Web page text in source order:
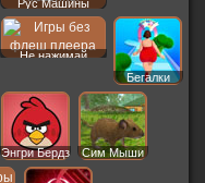
Рус Машины
Не нажимай
Бегалки
Энгри Бердз Сим Мыши